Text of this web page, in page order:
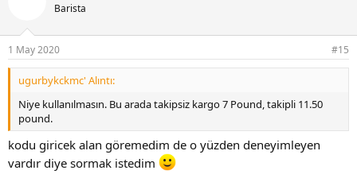
Barista
1 May 2020 #15
ugurbykckmc' Alıntı:
Niye kullanılmasın. Bu arada takipsiz kargo 7 Pound, takipli 11.50
pound.
kodu giricek alan göremedim de o yüzden deneyimleyen
vardır diye sormak istedim